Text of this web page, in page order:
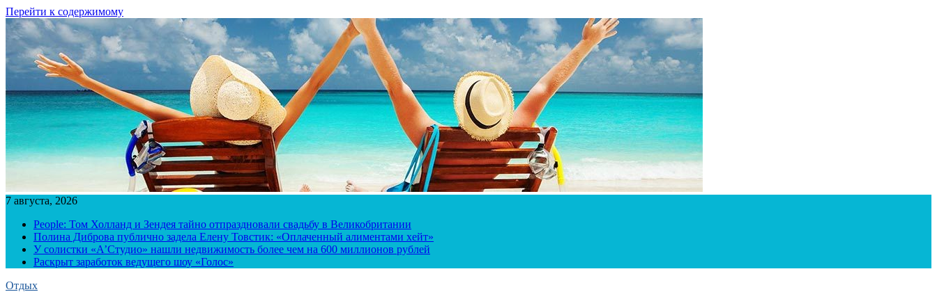
Перейти к содержимому
7 августа, 2026
People: Том Холланд и Зендея тайно отпраздновали свадьбу в Великобритании
Полина Диброва публично задела Елену Товстик: «Оплаченный алиментами хейт»
У солистки «А’Студио» нашли недвижимость более чем на 600 миллионов рублей
Раскрыт заработок ведущего шоу «Голос»
Отдых